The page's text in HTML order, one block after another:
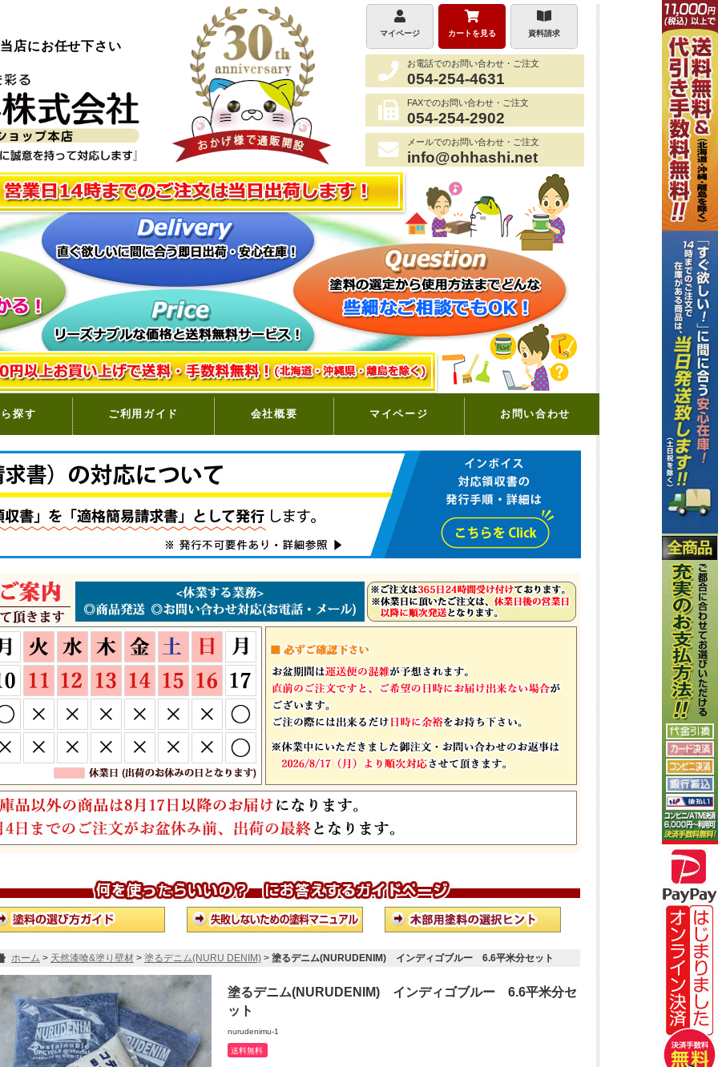
店にお任せ下さい
マイページ カートを見る 資料請求
お電話でのお問い合わせ・ご注文
054-254-4631
FAXでのお問い合わせ・ご注文
054-254-2902
メールでのお問い合わせ・ご注文
info@ohhashi.net
探す ご利用ガイド 会社概要 マイページ お問い合わせ
ホーム > 天然漆喰&塗り壁材 > 塗るデニム(NURU DENIM) > 塗るデニム(NURUDENIM) インディゴブルー 6.6平米分セット
塗るデニム(NURUDENIM) インディゴブルー 6.6平米分セ
ット
nurudenimu-1
送料無料